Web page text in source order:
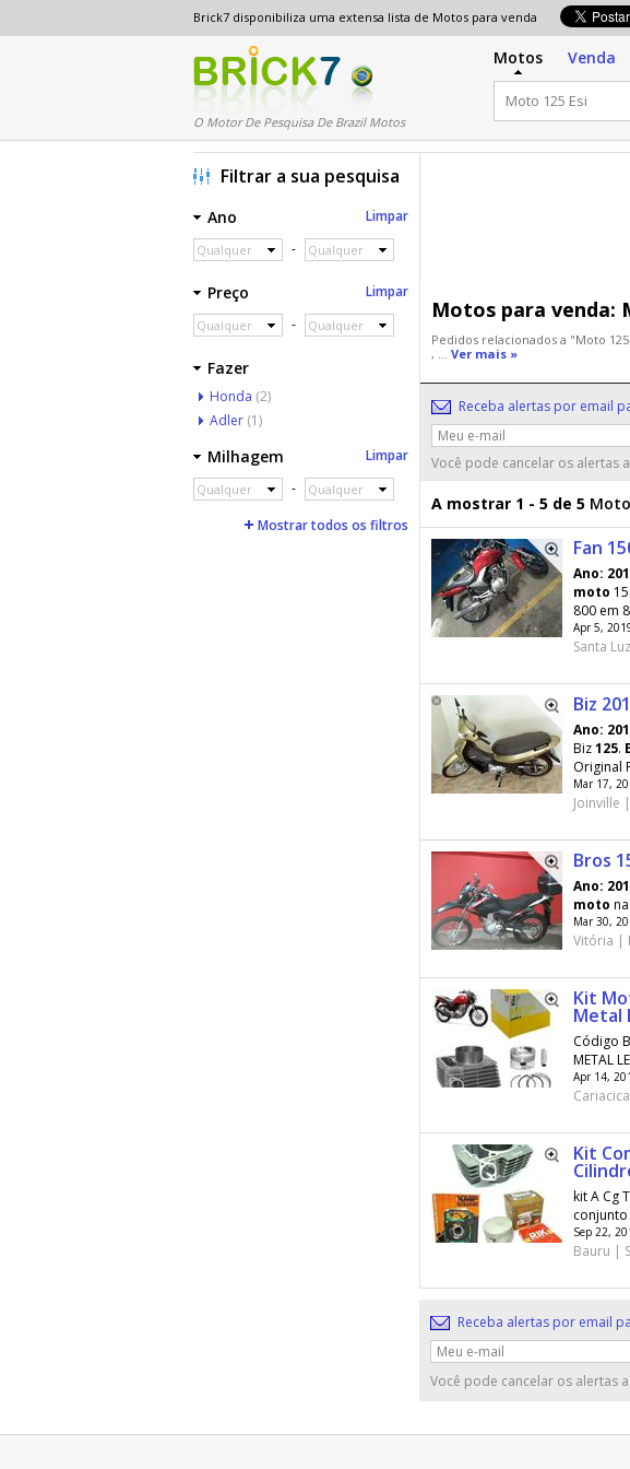
Brick7 disponibiliza uma extensa lista de Motos para venda
O Motor De Pesquisa De Brazil Motos
Motos Venda
Motos para venda:
Pedidos relacionados a "Moto 125
, ... Ver mais »
Receba alertas por email
Você pode cancelar os alertas
A mostrar 1 - 5 de 5
Fan
Ano:
moto
800 em
Apr 5,
Santa
Biz
Ano:
Biz125.
Original
Mar 17,
Joinville
Bros
Ano:
moto
Mar 30,
Vitória |
Kit
Metal
Código
METAL
Apr 14,
Kit
kit A Cg
Sep 22,
Bauru |
Receba alertas por email
Você pode cancelar os alertas
Filtrar a sua pesquisa
Ano Limpar
Qualquer - Qualquer
Preço Limpar
Qualquer - Qualquer
Fazer
Honda (2)
Adler (1)
Milhagem Limpar
Qualquer - Qualquer
Mostrar todos os filtros